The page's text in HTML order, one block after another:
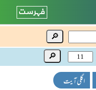
🔎
🔎
اگلی آیت